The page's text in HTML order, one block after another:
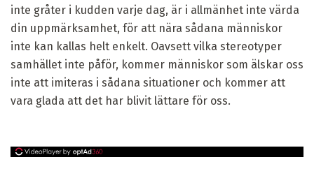
inte gråter i kudden varje dag, är i allmänhet inte värda
din uppmärksamhet, för att nära sådana människor
inte kan kallas helt enkelt. Oavsett vilka stereotyper
samhället inte påför, kommer människor som älskar oss
inte att imiteras i sådana situationer och kommer att
vara glada att det har blivit lättare för oss.